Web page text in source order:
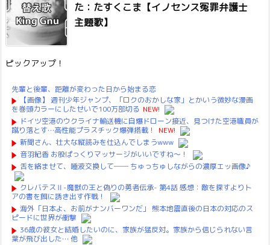
た：たすくこま【イノセンス冤罪弁護士
主題歌】
ピックアップ！
先輩と後輩、距離が変わった日から始まる恋
【画像】 週刊少年ジャンプ、「ロクのおかしな家」とかいう微妙な漫画
を巻頭カラーにしたせいで100万部切る NEW!
ドイツ空港のウクライナ輸送機に自爆ドローン接近、見つけた空港職員が
蹴り落とす…高性能プラスチック爆弾搭載！
NEW!
新聞さん、壮大な縦読みを仕込んでしまうwww
音羽紀香 お股ぱっくりマッサージがいいですね～！
舌を絡ませて、唾液交換して── ちゅっちゅしながらの濃厚エッ画像♪
クレバテスⅡ-魔獣の王と偽りの勇者伝承- 第4話 感想：敵を探すよりト
アの書を餌に誘き出す作戦！
海外「日本よ、お前がナンバーワンだ」 熊本地震直後の日本の対応のス
ピードに世界が衝撃
36歳の彼女と結婚したいのに、家族が猛反対。家族から信じられない言
葉が飛び出した… 他